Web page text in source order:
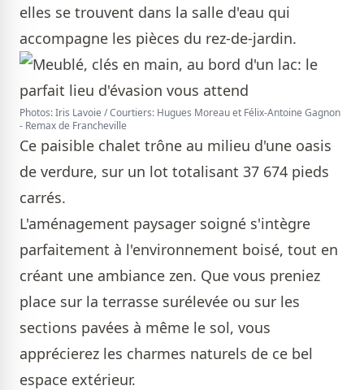
elles se trouvent dans la salle d'eau qui
accompagne les pièces du rez-de-jardin.
Photos: Iris Lavoie / Courtiers: Hugues Moreau et Félix-Antoine Gagnon
- Remax de Francheville
Ce paisible chalet trône au milieu d'une oasis
de verdure, sur un lot totalisant 37 674 pieds
carrés.
L'aménagement paysager soigné s'intègre
parfaitement à l'environnement boisé, tout en
créant une ambiance zen. Que vous preniez
place sur la terrasse surélevée ou sur les
sections pavées à même le sol, vous
apprécierez les charmes naturels de ce bel
espace extérieur.